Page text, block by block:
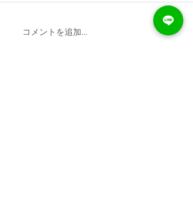
【『オランダ名物①』名
コメントを追加…